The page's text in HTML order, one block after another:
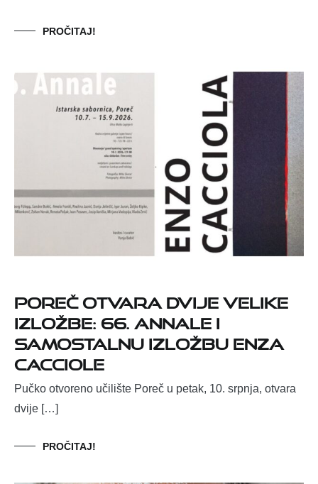
PROČITAJ!
Poreč otvara dvije velike
izložbe: 66. Annale i
samostalnu izložbu Enza
Cacciole
Pučko otvoreno učilište Poreč u petak, 10. srpnja, otvara
dvije […]
PROČITAJ!